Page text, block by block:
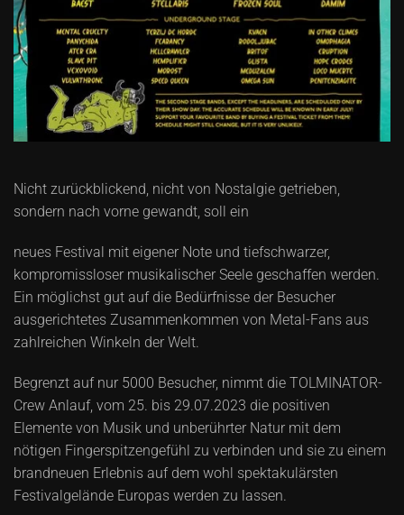
Nicht zurückblickend, nicht von Nostalgie getrieben,
sondern nach vorne gewandt, soll ein
neues Festival mit eigener Note und tiefschwarzer,
kompromissloser musikalischer Seele geschaffen werden.
Ein möglichst gut auf die Bedürfnisse der Besucher
ausgerichtetes Zusammenkommen von Metal-Fans aus
zahlreichen Winkeln der Welt.
Begrenzt auf nur 5000 Besucher, nimmt die TOLMINATOR-
Crew Anlauf, vom 25. bis 29.07.2023 die positiven
Elemente von Musik und unberührter Natur mit dem
nötigen Fingerspitzengefühl zu verbinden und sie zu einem
brandneuen Erlebnis auf dem wohl spektakulärsten
Festivalgelände Europas werden zu lassen.